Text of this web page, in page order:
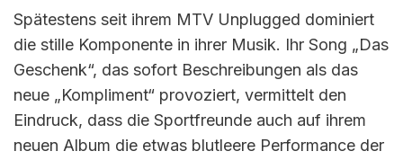
Spätestens seit ihrem MTV Unplugged dominiert
die stille Komponente in ihrer Musik. Ihr Song „Das
Geschenk“, das sofort Beschreibungen als das
neue „Kompliment“ provoziert, vermittelt den
Eindruck, dass die Sportfreunde auch auf ihrem
neuen Album die etwas blutleere Performance der